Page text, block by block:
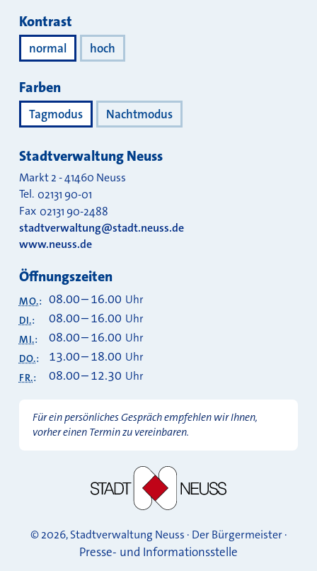
Kontrast
normal hoch
Farben
Tagmodus Nachtmodus
Stadtverwaltung Neuss
Markt 2-41460 Neuss
Tel. 02131 90-01
Fax 02131 90-2488
stadtverwaltung@stadt.neuss.de
www.neuss.de
Öffnungszeiten
MO.: 08.00–16.00 Uhr
DI.: 08.00–16.00 Uhr
MI.: 08.00–16.00 Uhr
DO.: 13.00–18.00 Uhr
FR.: 08.00–12.30 Uhr
Für ein persönliches Gespräch empfehlen wir Ihnen,
vorher einen Termin zu vereinbaren.
© 2026, Stadtverwaltung Neuss · Der Bürgermeister ·
Presse- und Informationsstelle